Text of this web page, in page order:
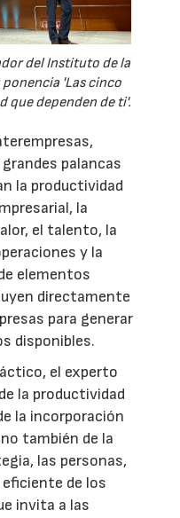
del Instituto de la
'Las cinco
que dependen de ti'.
palancas
la productividad
la
el talento, la
y la
elementos
directamente
para generar
disponibles.
el experto
la productividad
la incorporación
también de la
las personas,
de los
invita a las